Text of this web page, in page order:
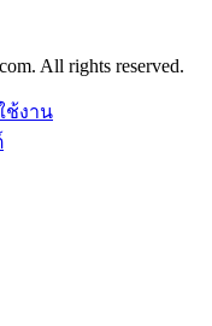
All rights reserved.
ช้งาน